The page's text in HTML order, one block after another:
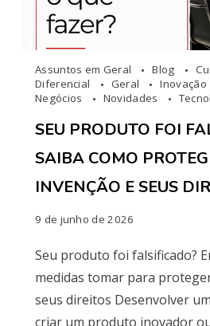
Assuntos em Geral Blog
Diferencial
Geral Inovação
Negócios
Novidades
SEU PRODUTO FOI
SAIBA COMO
INVENÇÃO E SEUS
9 de junho de 2026
Seu produto foi falsificado?
medidas tomar para
seus direitos Desenvolver
criar um produto inovador